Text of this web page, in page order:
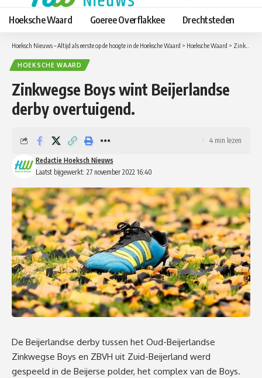
aanpassen
Hoeksche Waard Goeree Overflakkee Drechtsteden
Hoeksch Nieuws – Altijd als eerste op de hoogte in de Hoeksche Waard > Hoeksche Waard > Zinkwegse Boys wint Beijerlandse derby overtuigend.
HOEKSCHE WAARD
Zinkwegse Boys wint Beijerlandse
derby overtuigend.
Laatst bijgewerkt: 27 november 2022 16:40
Redactie Hoeksch Nieuws
4 min lezen
De Beijerlandse derby tussen het Oud-Beijerlandse
Zinkwegse Boys en ZBVH uit Zuid-Beijerland werd
gespeeld in de Beijerse polder, het complex van de Boys.